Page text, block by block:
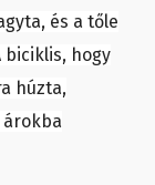
és a tőle
hogy
húzta,